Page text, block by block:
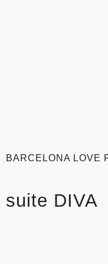
BARCELONA LOVE
suite DIVA